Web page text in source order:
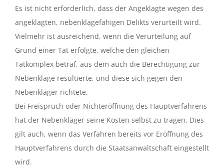
Es ist nicht erforderlich, dass der Angeklagte wegen des
angeklagten, nebenklagefähigen Delikts verurteilt wird.
Vielmehr ist ausreichend, wenn die Verurteilung auf
Grund einer Tat erfolgte, welche den gleichen
Tatkomplex betraf, aus dem auch die Berechtigung zur
Nebenklage resultierte, und diese sich gegen den
Nebenkläger richtete.
Bei Freispruch oder Nichteröffnung des Hauptverfahrens
hat der Nebenkläger seine Kosten selbst zu tragen. Dies
gilt auch, wenn das Verfahren bereits vor Eröffnung des
Hauptverfahrens durch die Staatsanwaltschaft eingestellt
wird.